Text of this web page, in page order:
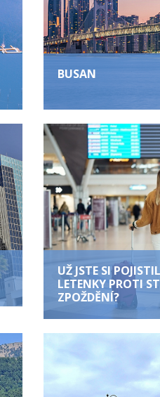
BUSAN
UŽ JSTE SI
LETENKY PROTI
ZPOŽDĚNÍ?